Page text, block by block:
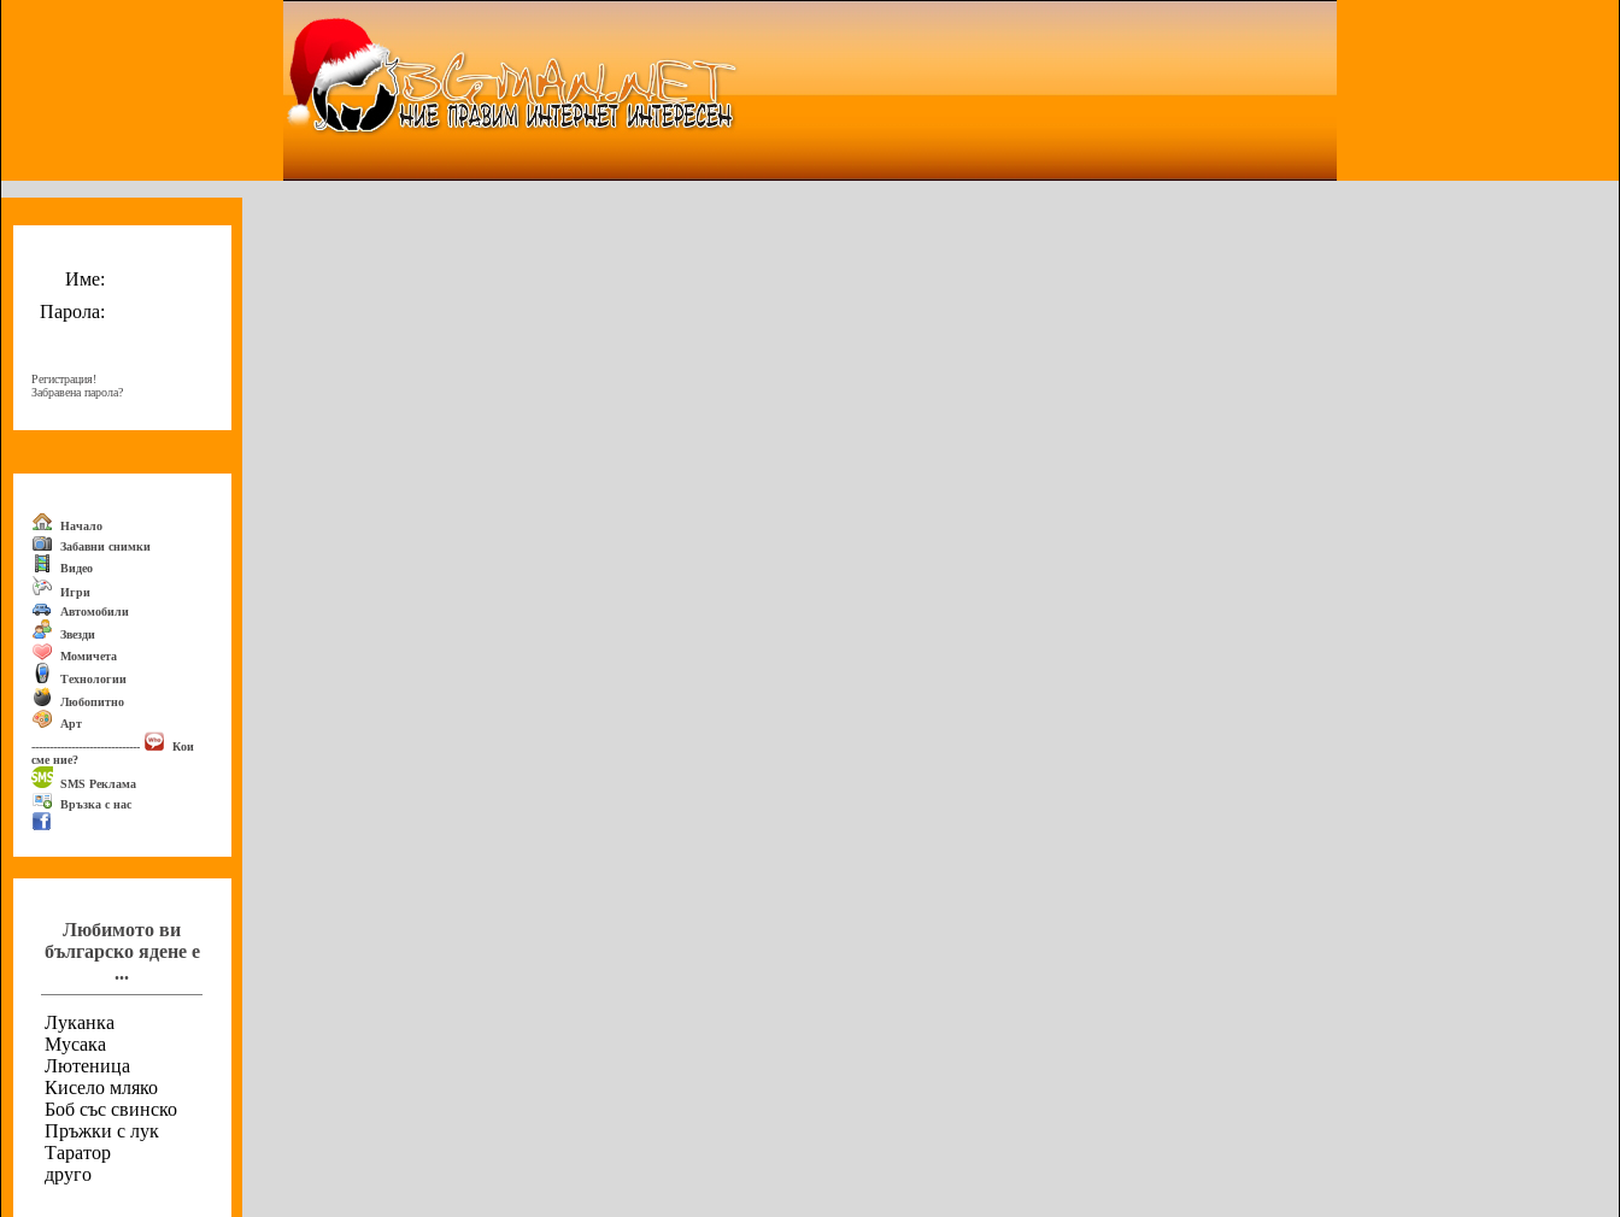
Име:
Парола:
Регистрация!
Забравена парола?
Начало
Забавни снимки
Видео
Игри
Автомобили
Звезди
Момичета
Технологии
Любопитно
Арт
------------------------------
Кои
сме ние?
SMS Реклама
Връзка с нас
Любимото ви
българско ядене е
...
Луканка
Мусака
Лютеница
Кисело мляко
Боб със свинско
Пръжки с лук
Таратор
друго